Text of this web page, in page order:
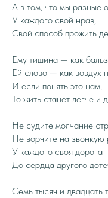
А в том, что мы разные
У каждого свой нрав,
Свой способ прожить
Ему тишина — как
Ей слово — как воздух
И если понять это нам,
То жить станет легче и
Не судите молчание
Не ворчите на звонкую
У каждого своя дорога
До сердца другого
Семь тысяч и двадцать